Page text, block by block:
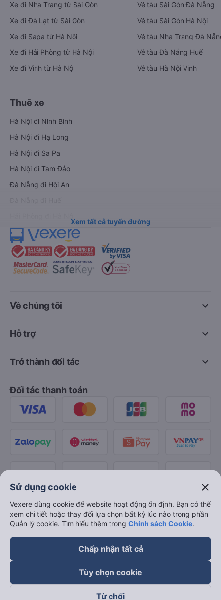
Xe đi Nha Trang từ Sài Gòn
Xe đi Đà Lạt từ Sài Gòn
Xe đi Sapa từ Hà Nội
Xe đi Hải Phòng từ Hà Nội
Xe đi Vinh từ Hà Nội
Vé tàu Sài Gòn Đà Nẵng
Vé tàu Sài Gòn Hà Nội
Vé tàu Nha Trang Đà
Vé tàu Đà Nẵng Huế
Vé tàu Hà Nội Vinh
Thuê xe
Hà Nội đi Ninh Bình
Hà Nội đi Hạ Long
Hà Nội đi Sa Pa
Hà Nội đi Tam Đảo
Đà Nẵng đi Hội An
Xem tất cả tuyến đường
keyboard_arrow_down
Về chúng tôi
keyboard_arrow_down
Hỗ trợ
keyboard_arrow_down
Trở thành đối tác
Đối tác thanh toán
Sử dụng cookie close
Vexere dùng cookie để website hoạt động ổn định. Bạn có thể
xem chi tiết hoặc thay đổi lựa chọn bất kỳ lúc nào trong phần
Quản lý cookie. Tìm hiểu thêm trong Chính sách Cookie.
Chấp nhận tất cả
Tùy chọn cookie
Từ chối